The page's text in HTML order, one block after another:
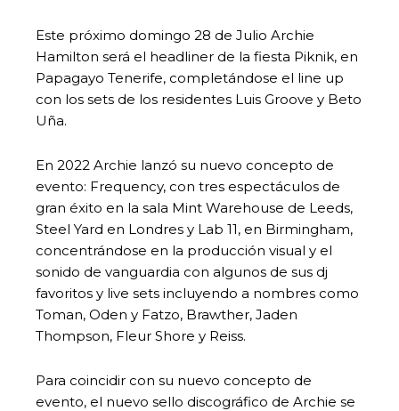
Este próximo domingo 28 de Julio Archie
Hamilton será el headliner de la fiesta Piknik, en
Papagayo Tenerife, completándose el line up
con los sets de los residentes Luis Groove y Beto
Uña.
En 2022 Archie lanzó su nuevo concepto de
evento: Frequency, con tres espectáculos de
gran éxito en la sala Mint Warehouse de Leeds,
Steel Yard en Londres y Lab 11, en Birmingham,
concentrándose en la producción visual y el
sonido de vanguardia con algunos de sus dj
favoritos y live sets incluyendo a nombres como
Toman, Oden y Fatzo, Brawther, Jaden
Thompson, Fleur Shore y Reiss.
Para coincidir con su nuevo concepto de
evento, el nuevo sello discográfico de Archie se